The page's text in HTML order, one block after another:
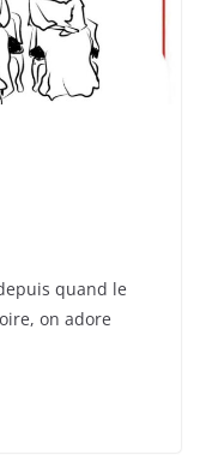
quand le
on adore